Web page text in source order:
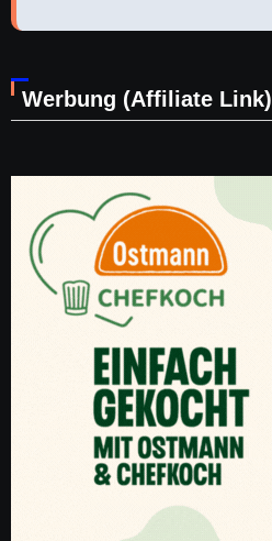
Werbung (Affiliate Link)